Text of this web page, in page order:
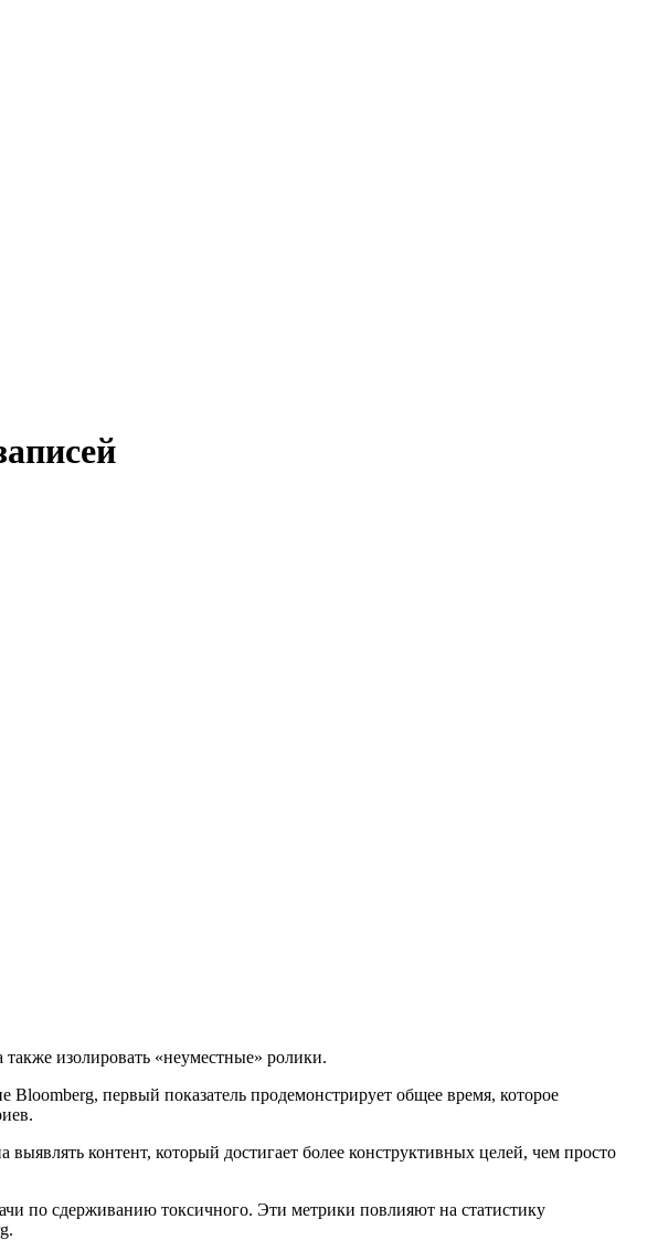
изолировать «неуместные» ролики.
первый показатель продемонстрирует общее время, которое
контент, который достигает более конструктивных целей, чем просто
по сдерживанию токсичного. Эти метрики повлияют на статистику